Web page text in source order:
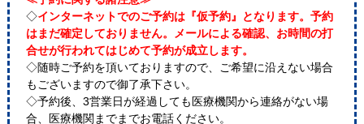
◇インターネットでのご予約は『仮予約』となります。予約
はまだ確定しておりません。メールによる確認、お時間の打
合せが行われてはじめて予約が成立します。
◇随時ご予約を頂いておりますので、ご希望に沿えない場合
もございますので御了承下さい。
◇予約後、3営業日が経過しても医療機関から連絡がない場
合、医療機関までまでお電話ください。